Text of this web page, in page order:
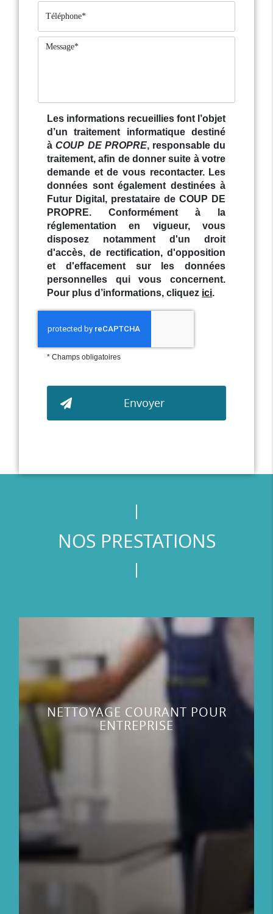
Les informations recueillies font l’objet
d’un traitement informatique destiné
à COUP DE PROPRE, responsable du
traitement, afin de donner suite à votre
demande et de vous recontacter. Les
données sont également destinées à
Futur Digital, prestataire de COUP DE
PROPRE. Conformément à la
réglementation en vigueur, vous
disposez notamment d'un droit
d'accès, de rectification, d'opposition
et d'effacement sur les données
personnelles qui vous concernent.
Pour plus d’informations, cliquez ici.
*Champs obligatoires
NOS PRESTATIONS
NETTOYAGE COURANT POUR
ENTREPRISE